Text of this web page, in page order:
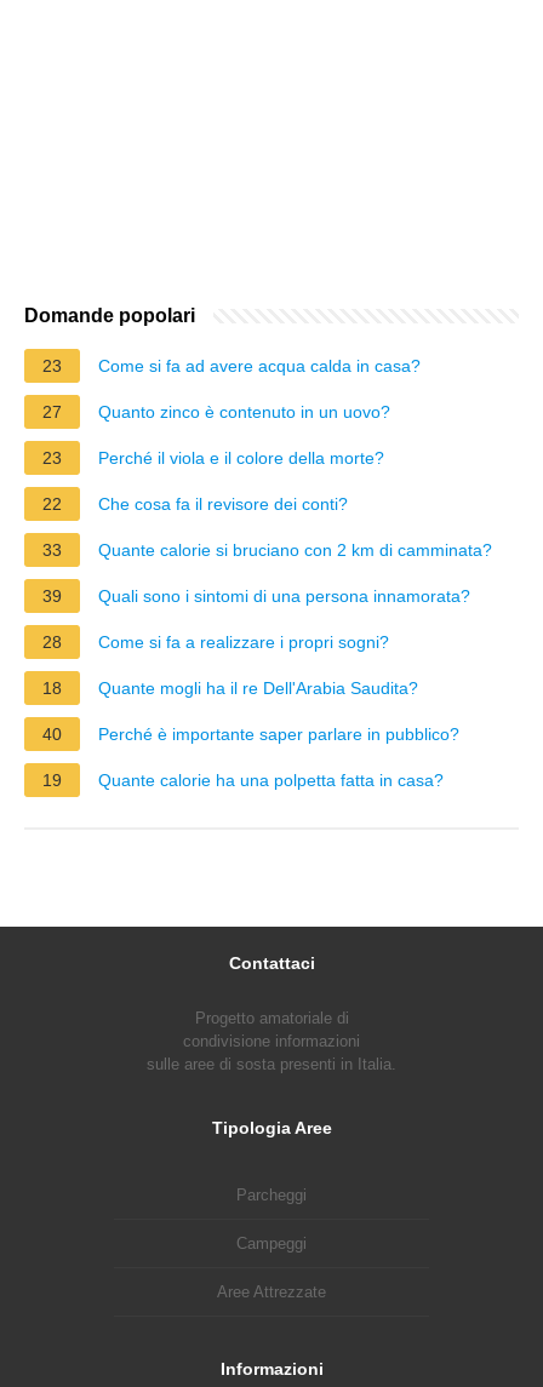
Domande popolari
23 Come si fa ad avere acqua calda in casa?
27 Quanto zinco è contenuto in un uovo?
23 Perché il viola e il colore della morte?
22 Che cosa fa il revisore dei conti?
33 Quante calorie si bruciano con 2 km di camminata?
39 Quali sono i sintomi di una persona innamorata?
28 Come si fa a realizzare i propri sogni?
18 Quante mogli ha il re Dell'Arabia Saudita?
40 Perché è importante saper parlare in pubblico?
19 Quante calorie ha una polpetta fatta in casa?
Contattaci
Progetto amatoriale di
condivisione informazioni
sulle aree di sosta presenti in Italia.
Tipologia Aree
Parcheggi
Campeggi
Aree Attrezzate
Informazioni